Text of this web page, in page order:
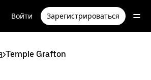
Войти Зарегистрироваться
>Temple Grafton